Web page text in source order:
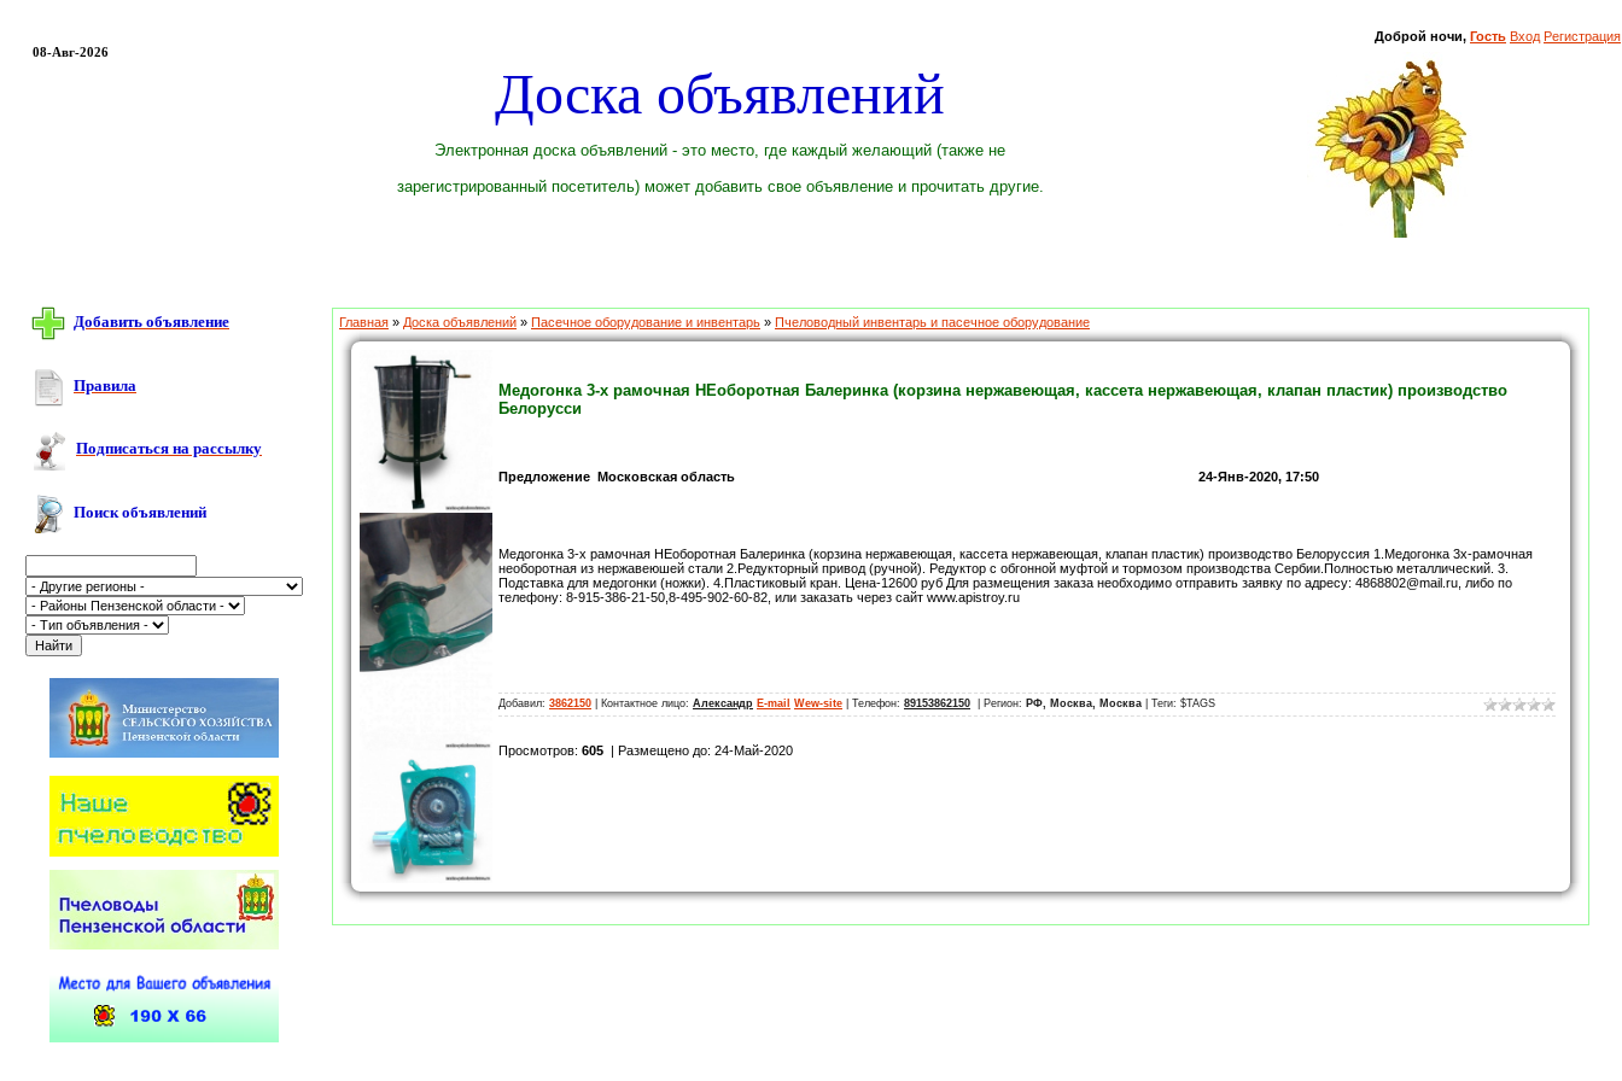
Доброй ночи, Гость Вход Регистрация
08-Авг-2026
Доска объявлений
Электронная доска объявлений - это место, где каждый желающий (также не
зарегистрированный посетитель) может добавить свое объявление и прочитать другие.
Добавить объявление
Правила
Подписаться на рассылку
Поиск объявлений
Главная » Доска объявлений » Пасечное оборудование и инвентарь » Пчеловодный инвентарь и пасечное оборудование
Медогонка 3-х рамочная НЕоборотная Балеринка (корзина нержавеющая, кассета нержавеющая, клапан пластик) производство
Белорусси
Предложение Московская область 24-Янв-2020, 17:50
Медогонка 3-х рамочная НЕоборотная Балеринка (корзина нержавеющая, кассета нержавеющая, клапан пластик) производство Белоруссия 1.Медогонка 3х-рамочная
необоротная из нержавеюшей стали 2.Редукторный привод (ручной). Редуктор с обгонной муфтой и тормозом производства Сербии.Полностью металлический. 3.
Подставка для медогонки (ножки). 4.Пластиковый кран. Цена-12600 руб Для размещения заказа необходимо отправить заявку по адресу: 4868802@mail.ru, либо по
телефону: 8-915-386-21-50,8-495-902-60-82, или заказать через сайт www.apistroy.ru
Добавил: 3862150 | Контактное лицо: Александр E-mail Wew-site | Телефон: 89153862150 | Регион: РФ, Москва, Москва | Теги: $TAGS
Просмотров: 605 | Размещено до: 24-Май-2020